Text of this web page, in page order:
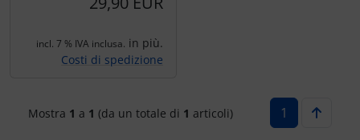
incl. 7 % IVA inclusa. in più.
Costi di spedizione
Mostra 1 a 1 (da un totale di 1 articoli) 1
Paracadute
Prodotti personalizzati